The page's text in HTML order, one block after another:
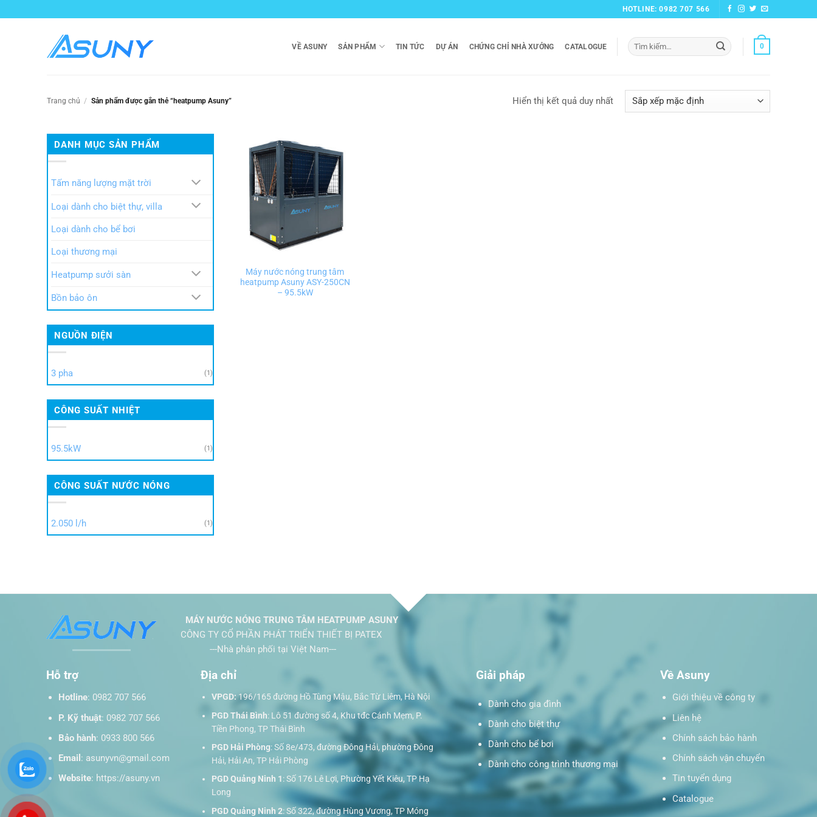
qua
HOTLINE: 0982 707 566
VỀ ASUNY SẢN PHẨM TIN TỨC DỰ ÁN CHỨNG CHỈ NHÀ XƯỞNG CATALOGUE
Tìm
kiếm:
0
Trang chủ / Sản phẩm được gắn thẻ “heatpump Asuny” Hiển thị kết quả duy nhất
DANH MỤC SẢN PHẨM
Tấm năng lượng mặt trời
Loại dành cho biệt thự, villa
Loại dành cho bể bơi
Loại thương mại
Heatpump sưởi sàn
Bồn bảo ôn
NGUỒN ĐIỆN
3 pha (1)
CÔNG SUẤT NHIỆT
95.5kW (1)
CÔNG SUẤT NƯỚC NÓNG
2.050 l/h (1)
Máy nước nóng trung tâm
heatpump Asuny ASY-250CN
– 95.5kW
MÁY NƯỚC NÓNG TRUNG TÂM HEATPUMP ASUNY
CÔNG TY CỔ PHẦN PHÁT TRIỂN THIẾT BỊ PATEX
---Nhà phân phối tại Việt Nam---
Hỗ trợ
Hotline: 0982 707 566
P. Kỹ thuật: 0982 707 566
Bảo hành: 0933 800 566
Email : asunyvn@gmail.com
Website: https://asuny.vn
Địa chỉ
VPGD:196/165 đường Hồ Tùng Mậu, Bắc Từ Liêm, Hà Nội
PGD Thái Bình: Lô 51 đường số 4, Khu tđc Cánh Mẹm, P.
Tiền Phong, TP Thái Bình
PGD Hải Phòng: Số 8e/473, đường Đông Hải, phường Đông
Hải, Hải An, TP Hải Phòng
PGD Quảng Ninh 1: Số 176 Lê Lợi, Phường Yết Kiêu, TP Hạ
Long
PGD Quảng Ninh 2: Số 322, đường Hùng Vương, TP Móng
Giải pháp
Dành cho gia đình
Dành cho biệt thự
Dành cho bể bơi
Dành cho công trình thương mại
Về Asuny
Giới thiệu về công ty
Liên hệ
Chính sách bảo hành
Chính sách vận chuyển
Tin tuyển dụng
Catalogue